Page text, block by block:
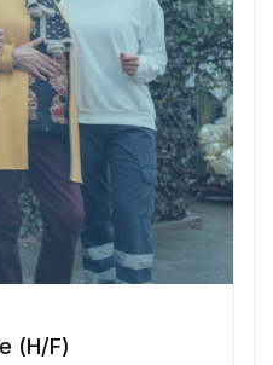
e-mail
téléphone
Oxygène Intérim/ BTT
(H/F)